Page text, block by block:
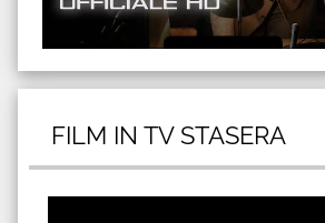
FILM IN TV STASERA